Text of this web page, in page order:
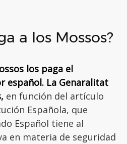
a los Mossos?
los paga el
español. La Genaralitat
en función del artículo
Española, que
Español tiene al
en materia de seguridad